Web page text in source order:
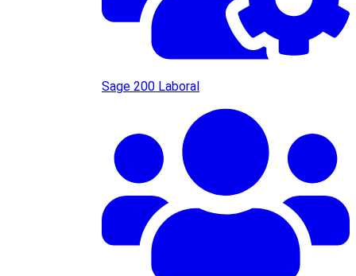
Sage 200 Laboral